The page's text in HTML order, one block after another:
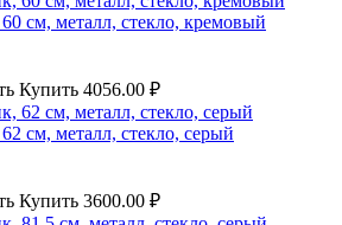
см, металл, стекло, кремовый
Купить 4056.00 ₽
см, металл, стекло, серый
Купить 3600.00 ₽